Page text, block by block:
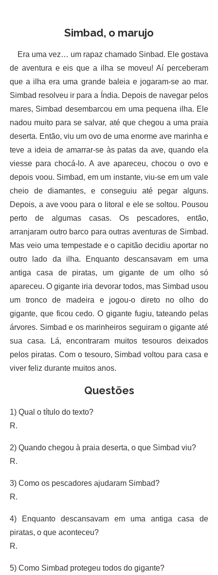
Simbad, o marujo
Era uma vez… um rapaz chamado Sinbad. Ele gostava
de aventura e eis que a ilha se moveu! Aí perceberam
que a ilha era uma grande baleia e jogaram-se ao mar.
Simbad resolveu ir para a Índia. Depois de navegar pelos
mares, Simbad desembarcou em uma pequena ilha. Ele
nadou muito para se salvar, até que chegou a uma praia
deserta. Então, viu um ovo de uma enorme ave marinha e
teve a ideia de amarrar-se às patas da ave, quando ela
viesse para chocá-lo. A ave apareceu, chocou o ovo e
depois voou. Simbad, em um instante, viu-se em um vale
cheio de diamantes, e conseguiu até pegar alguns.
Depois, a ave voou para o litoral e ele se soltou. Pousou
perto de algumas casas. Os pescadores, então,
arranjaram outro barco para outras aventuras de Simbad.
Mas veio uma tempestade e o capitão decidiu aportar no
outro lado da ilha. Enquanto descansavam em uma
antiga casa de piratas, um gigante de um olho só
apareceu. O gigante iria devorar todos, mas Simbad usou
um tronco de madeira e jogou-o direto no olho do
gigante, que ficou cedo. O gigante fugiu, tateando pelas
árvores. Simbad e os marinheiros seguiram o gigante até
sua casa. Lá, encontraram muitos tesouros deixados
pelos piratas. Com o tesouro, Simbad voltou para casa e
viver feliz durante muitos anos.
Questões
1) Qual o título do texto?
R.
2) Quando chegou à praia deserta, o que Simbad viu?
R.
3) Como os pescadores ajudaram Simbad?
R.
4) Enquanto descansavam em uma antiga casa de
piratas, o que aconteceu?
R.
5) Como Simbad protegeu todos do gigante?